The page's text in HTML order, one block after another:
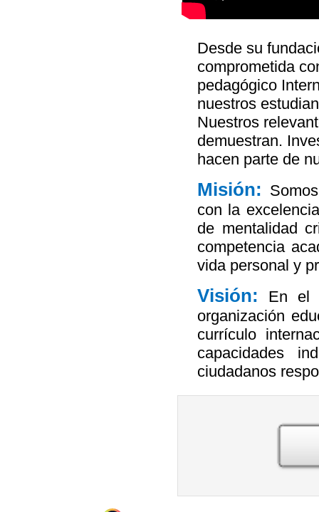
Desde su
comprometida
pedagógico
nuestros
Nuestros
demuestran.
hacen parte de
Misión:
con la
de mentalidad
competencia
vida personal y
Visión:
En el
organización
currículo
capacidades
ciudadanos